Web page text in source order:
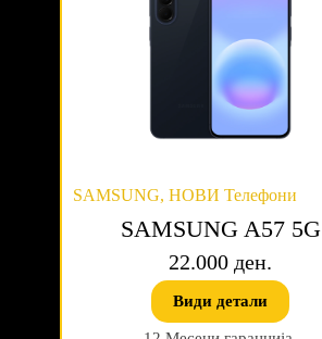
SAMSUNG, НОВИ Телефони
SAMSUNG A57 5G
22.000 ден.
Види детали